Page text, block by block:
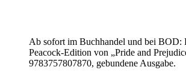
Ab sofort im Buchhandel und bei BOD:
Peacock-Edition von „Pride and
9783757807870, gebundene Ausgabe.